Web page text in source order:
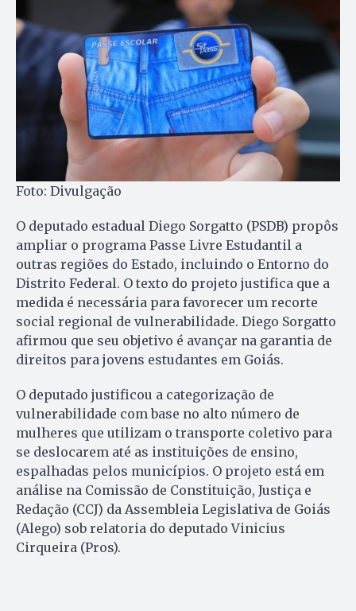
Foto: Divulgação
O deputado estadual Diego Sorgatto (PSDB) propôs
ampliar o programa Passe Livre Estudantil a
outras regiões do Estado, incluindo o Entorno do
Distrito Federal. O texto do projeto justifica que a
medida é necessária para favorecer um recorte
social regional de vulnerabilidade. Diego Sorgatto
afirmou que seu objetivo é avançar na garantia de
direitos para jovens estudantes em Goiás.
O deputado justificou a categorização de
vulnerabilidade com base no alto número de
mulheres que utilizam o transporte coletivo para
se deslocarem até as instituições de ensino,
espalhadas pelos municípios. O projeto está em
análise na Comissão de Constituição, Justiça e
Redação (CCJ) da Assembleia Legislativa de Goiás
(Alego) sob relatoria do deputado Vinicius
Cirqueira (Pros).